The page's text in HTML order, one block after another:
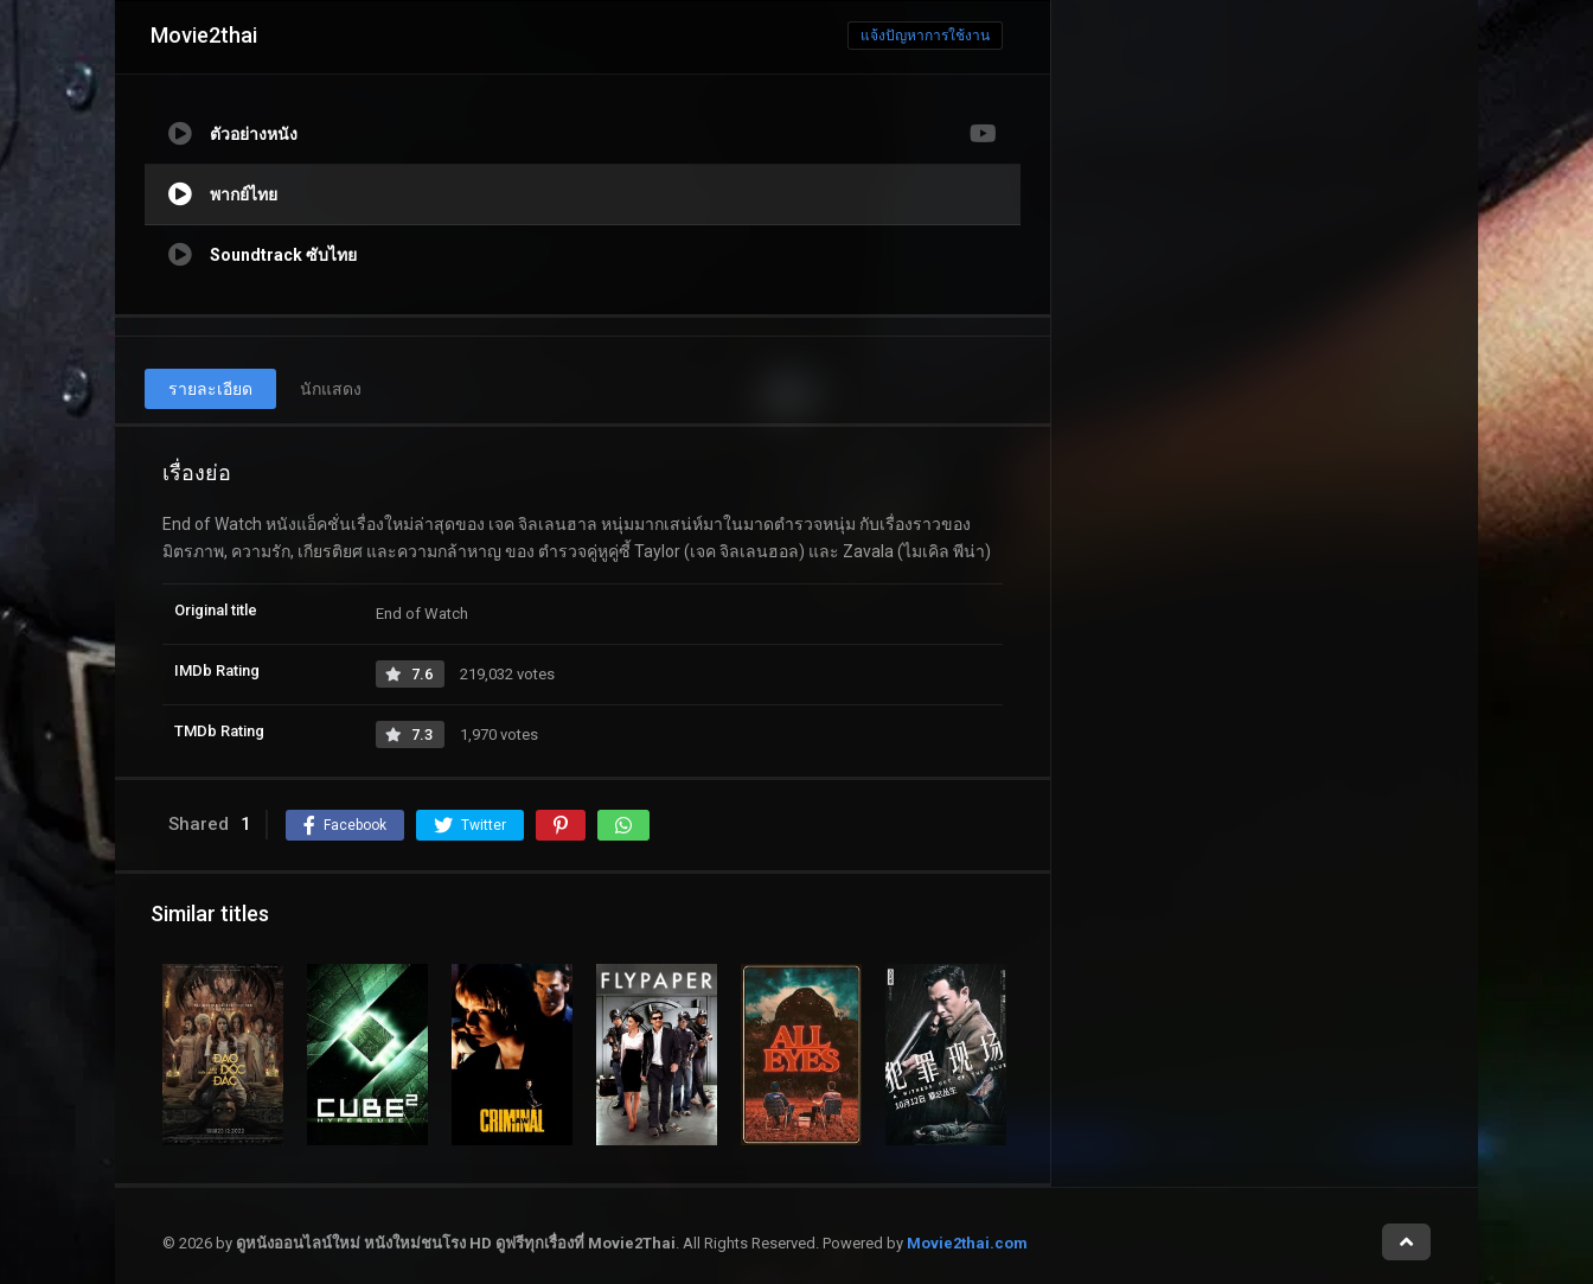
Movie2thai แจ้งปัญหาการใช้งาน
ตัวอย่างหนัง
พากย์ไทย
Soundtrack ซับไทย
รายละเอียด นักแสดง
เรื่องย่อ
End of Watch หนังแอ็คชั่นเรื่องใหม่ล่าสุดของ เจค จิลเลนฮาล หนุ่มมากเสน่ห์มาในมาดตำรวจหนุ่ม กับเรื่องราวของ
มิตรภาพ, ความรัก, เกียรติยศ และความกล้าหาญ ของ ตำรวจคู่หูคู่ซี้ Taylor (เจค จิลเลนฮอล) และ Zavala (ไมเคิล พีน่า)
Original title End of Watch
IMDb Rating 7.6 219,032 votes
TMDb Rating 7.3 1,970 votes
Shared 1 Facebook Twitter
Similar titles
© 2026 by ดูหนังออนไลน์ใหม่ หนังใหม่ชนโรง HD ดูฟรีทุกเรื่องที่ Movie2Thai . All Rights Reserved. Powered by Movie2thai.com